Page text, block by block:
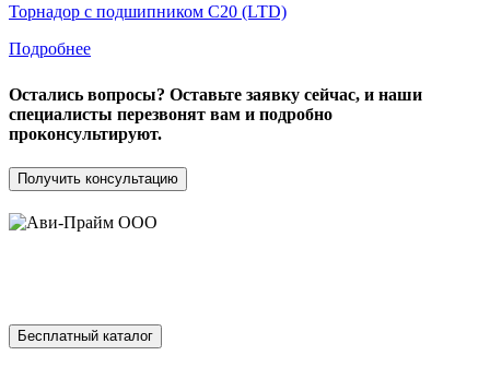
Торнадор с подшипником C20 (LTD)
Подробнее
Остались вопросы? Оставьте заявку сейчас, и наши
специалисты перезвонят вам и подробно
проконсультируют.
Получить консультацию
Бесплатный каталог